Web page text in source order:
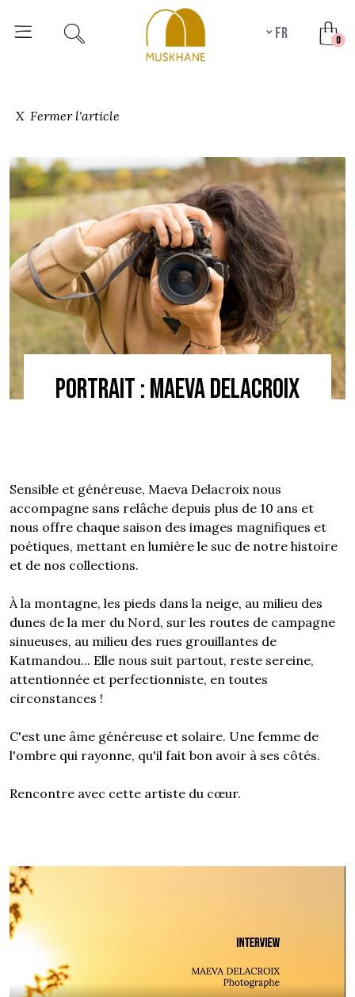
fr 0
X Fermer l'article
Portrait : Maeva Delacroix
Sensible et généreuse, Maeva Delacroix nous
accompagne sans relâche depuis plus de 10 ans et
nous offre chaque saison des images magnifiques et
poétiques, mettant en lumière le suc de notre histoire
et de nos collections.
À la montagne, les pieds dans la neige, au milieu des
dunes de la mer du Nord, sur les routes de campagne
sinueuses, au milieu des rues grouillantes de
Katmandou... Elle nous suit partout, reste sereine,
attentionnée et perfectionniste, en toutes
circonstances !
C'est une âme généreuse et solaire. Une femme de
l'ombre qui rayonne, qu'il fait bon avoir à ses côtés.
Rencontre avec cette artiste du cœur.